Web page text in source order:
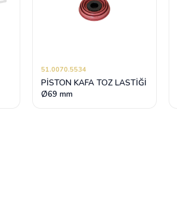
51.0070.5534
PİSTON KAFA TOZ LASTİĞİ
Ø69 mm